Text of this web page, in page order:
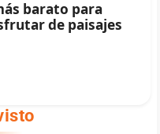
barato para
de paisajes